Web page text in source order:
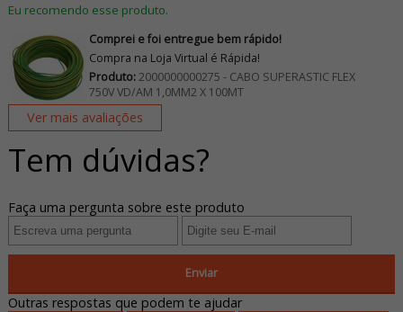
Eu recomendo esse produto.
Comprei e foi entregue bem rápido!
Compra na Loja Virtual é Rápida!
Produto:2000000000275 - CABO SUPERASTIC FLEX
750V VD/AM 1,0MM2 X 100MT
Ver mais avaliações
Tem dúvidas?
Faça uma pergunta sobre este produto
Enviar
Outras respostas que podem te ajudar